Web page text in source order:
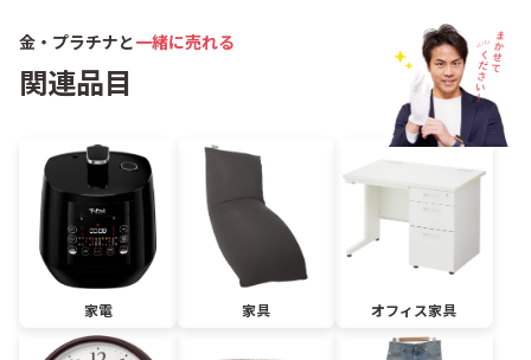
金・プラチナと一緒に売れる
関連品目
家電 家具 オフィス家具